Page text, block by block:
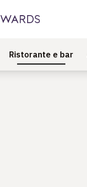
Ristorante e bar